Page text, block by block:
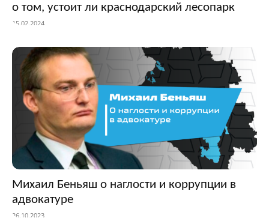
о том, устоит ли краснодарский лесопарк
15.02.2024
Михаил Беньяш о наглости и коррупции в
адвокатуре
26.10.2023